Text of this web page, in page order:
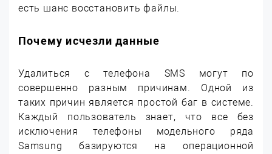
есть шанс восстановить файлы.
Почему исчезли данные
Удалиться с телефона SMS могут по
совершенно разным причинам. Одной из
таких причин является простой баг в системе.
Каждый пользователь знает, что все без
исключения телефоны модельного ряда
Samsung базируются на операционной